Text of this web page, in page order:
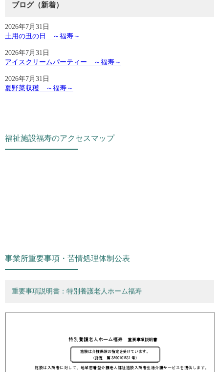
ブログ（新着）
2026年7月31日
土用の丑の日 ～福寿～
2026年7月31日
アイスクリームパーティー ～福寿～
2026年7月31日
夏野菜収穫 ～福寿～
福祉施設福寿のアクセスマップ
事業所重要事項・苦情処理体制公表
重要事項説明書：特別養護老人ホーム福寿